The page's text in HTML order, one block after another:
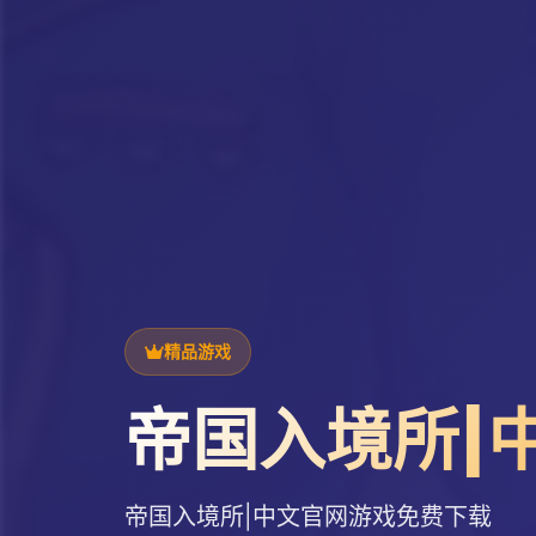
精品游戏
帝国入境所|
帝国入境所|中文官网游戏免费下载